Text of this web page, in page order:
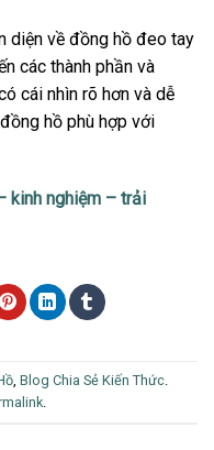
diện về đồng hồ đeo tay
các thành phần và
cái nhìn rõ hơn và dễ
hồ phù hợp với
kinh nghiệm – trải
Blog Chia Sẻ Kiến Thức
.